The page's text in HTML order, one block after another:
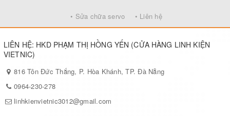
• Sửa chữa servo • Liên hệ
LIÊN HỆ: HKD PHẠM THỊ HỒNG YẾN (CỬA HÀNG LINH KIỆN
VIETNIC)
816 Tôn Đức Thắng, P. Hòa Khánh, TP. Đà Nẵng
0964-230-278
linhkienvietnic3012@gmail.com